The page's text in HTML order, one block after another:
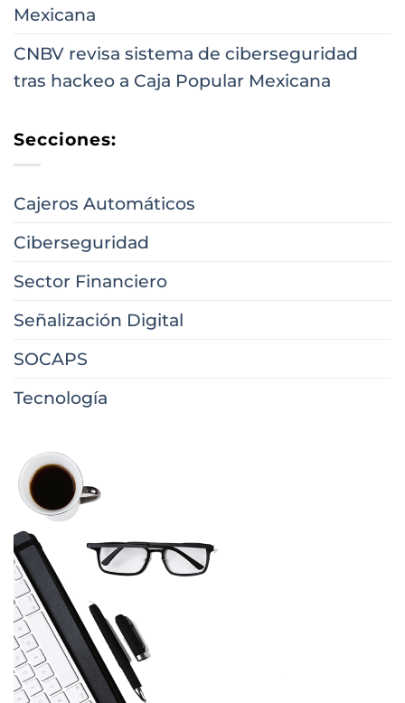
Mexicana
CNBV revisa sistema de ciberseguridad
tras hackeo a Caja Popular Mexicana
Secciones:
Cajeros Automáticos
Ciberseguridad
Sector Financiero
Señalización Digital
SOCAPS
Tecnología